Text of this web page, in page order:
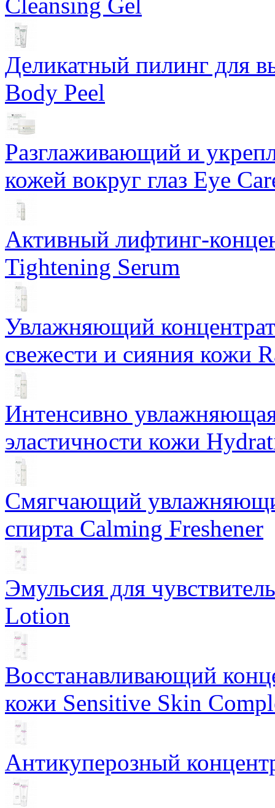
Деликатный пилинг для
Body Peel
Разглаживающий и
кожей вокруг глаз Eye
Активный лифтинг-
Tightening Serum
Увлажняющий
свежести и сияния кожи
Интенсивно
эластичности кожи
Смягчающий
спирта Calming Freshener
Эмульсия для
Lotion
Восстанавливающий
кожи Sensitive Skin
Антикуперозный